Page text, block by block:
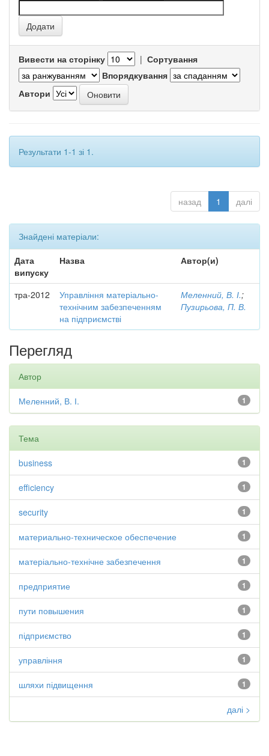
Вивести на сторінку | Сортування
Впорядкування
Автори
Результати 1-1 зі 1.
назад 1 далі
Знайдені матеріали:
Дата
випуску
Назва Автор(и)
тра-2012
Управління матеріально-
технічним забезпеченням
на підприємстві
Меленний, В. І.;
Пузирьова, П. В.
Перегляд
Автор
1
Меленний, В. І.
Тема
1
business
1
efficiency
1
security
1
материально-техническое обеспечение
1
матеріально-технічне забезпечення
1
предприятие
1
пути повышения
1
підприємство
1
управління
1
шляхи підвищення
далі >